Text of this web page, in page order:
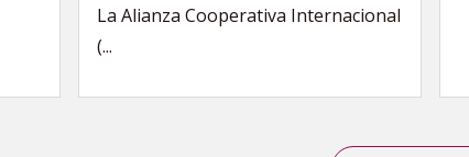
La Alianza Cooperativa Internacional
(...